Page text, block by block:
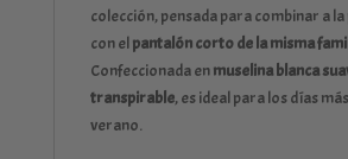
colección, pensada para combinar a
con el pantalón corto de la misma
Confeccionada enmuselina blanca
transpirable, es ideal para los días
verano.